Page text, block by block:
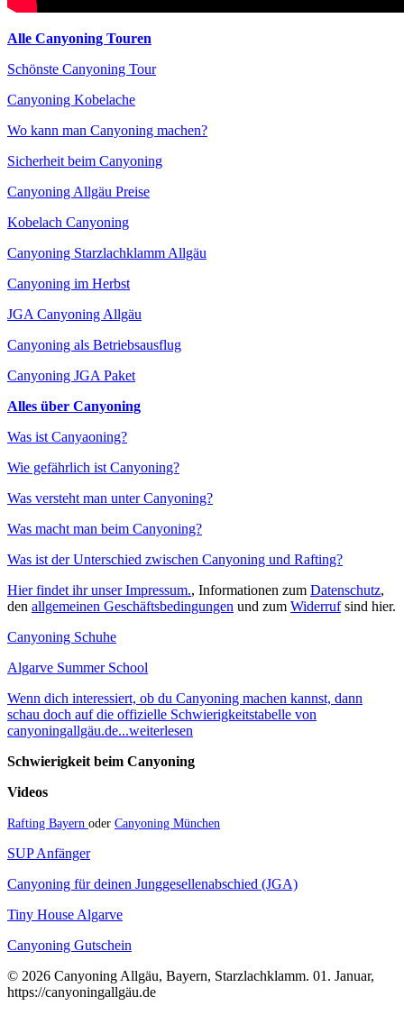
Alle Canyoning Touren
Schönste Canyoning Tour
Canyoning Kobelache
Wo kann man Canyoning machen?
Sicherheit beim Canyoning
Canyoning Allgäu Preise
Kobelach Canyoning
Canyoning Starzlachklamm Allgäu
Canyoning im Herbst
JGA Canyoning Allgäu
Canyoning als Betriebsausflug
Canyoning JGA Paket
Alles über Canyoning
Was ist Canyaoning?
Wie gefährlich ist Canyoning?
Was versteht man unter Canyoning?
Was macht man beim Canyoning?
Was ist der Unterschied zwischen Canyoning und Rafting?
Hier findet ihr unser Impressum., Informationen zum Datenschutz,
den allgemeinen Geschäftsbedingungen und zum Widerrufsind hier.
Canyoning Schuhe
Algarve Summer School
Wenn dich interessiert, ob du Canyoning machen kannst, dann
schau doch auf die offizielle Schwierigkeitstabelle von
canyoningallgäu.de...weiterlesen
Schwierigkeit beim Canyoning
Videos
Rafting Bayern oder Canyoning München
SUP Anfänger
Canyoning für deinen Junggesellenabschied (JGA)
Tiny House Algarve
Canyoning Gutschein
© 2026 Canyoning Allgäu, Bayern, Starzlachklamm. 01. Januar,
https://canyoningallgäu.de